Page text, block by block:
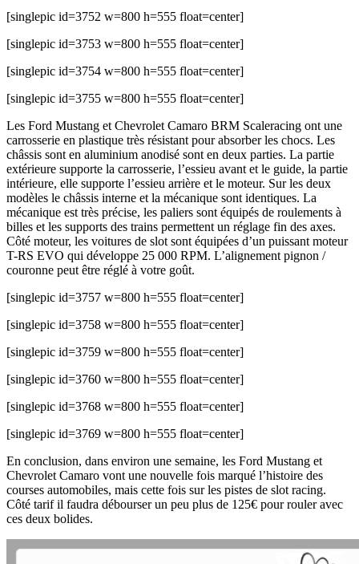
[singlepic id=3752 w=800 h=555 float=center]
[singlepic id=3753 w=800 h=555 float=center]
[singlepic id=3754 w=800 h=555 float=center]
[singlepic id=3755 w=800 h=555 float=center]
Les Ford Mustang et Chevrolet Camaro BRM Scaleracing ont une
carrosserie en plastique très résistant pour absorber les chocs. Les
châssis sont en aluminium anodisé sont en deux parties. La partie
extérieure supporte la carrosserie, l’essieu avant et le guide, la partie
intérieure, elle supporte l’essieu arrière et le moteur. Sur les deux
modèles le châssis interne et la mécanique sont identiques. La
mécanique est très précise, les paliers sont équipés de roulements à
billes et les supports des trains permettent un réglage fin des axes.
Côté moteur, les voitures de slot sont équipées d’un puissant moteur
T-RS EVO qui développe 25 000 RPM. L’alignement pignon /
couronne peut être réglé à votre goût.
[singlepic id=3757 w=800 h=555 float=center]
[singlepic id=3758 w=800 h=555 float=center]
[singlepic id=3759 w=800 h=555 float=center]
[singlepic id=3760 w=800 h=555 float=center]
[singlepic id=3768 w=800 h=555 float=center]
[singlepic id=3769 w=800 h=555 float=center]
En conclusion, dans environ une semaine, les Ford Mustang et
Chevrolet Camaro vont une nouvelle fois marqué l’histoire des
courses automobiles, mais cette fois sur les pistes de slot racing.
Côté tarif il faudra débourser un peu plus de 125€ pour rouler avec
ces deux bolides.